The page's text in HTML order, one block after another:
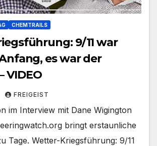
CHEMTRAILS
9/11 war
es war der
VIDEO
FREIGEIST
im Interview mit Dane Wigington
bringt erstaunliche
Tage. Wetter-Kriegsführung: 9/11